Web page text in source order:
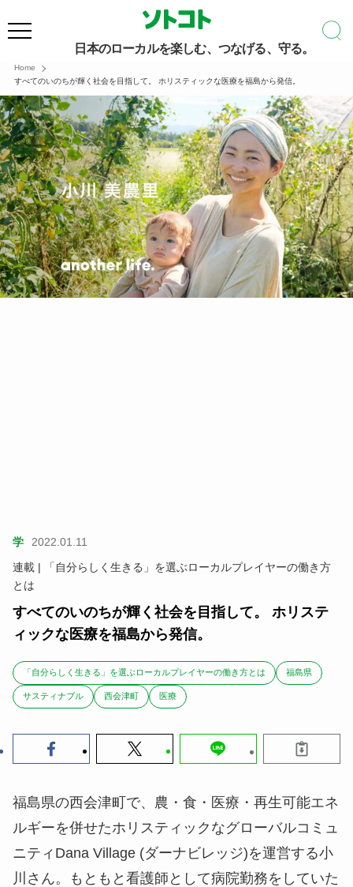
日本のローカルを楽しむ、つなげる、守る。
Home
すべてのいのちが輝く社会を目指して。 ホリスティックな医療を福島から発信。
学
2022.01.11
連載 | 「自分らしく生きる」を選ぶローカルプレイヤーの働き方
とは
すべてのいのちが輝く社会を目指して。 ホリステ
ィックな医療を福島から発信。
「自分らしく生きる」を選ぶローカルプレイヤーの働き方とは 福島県
サスティナブル 西会津町 医療
福島県の西会津町で、農・食・医療・再生可能エネ
ルギーを併せたホリスティックなグローバルコミュ
ニティDana Village (ダーナビレッジ)を運営する小
川さん。もともと看護師として病院勤務をしていた